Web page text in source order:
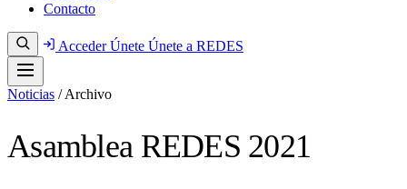
Contacto
AccederÚnete Únete a REDES
Noticias / Archivo
Asamblea REDES 2021